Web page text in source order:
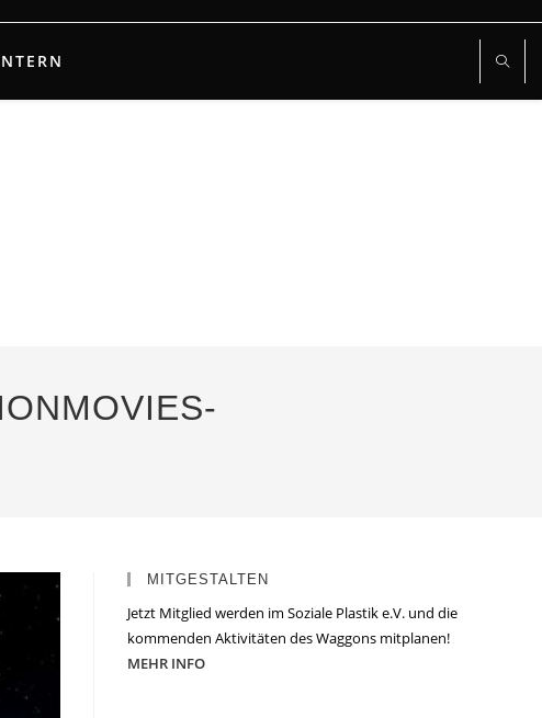
MITGESTALTEN
Jetzt Mitglied werden im Soziale Plastik e.V. und die
kommenden Aktivitäten des Waggons mitplanen!
MEHR INFO